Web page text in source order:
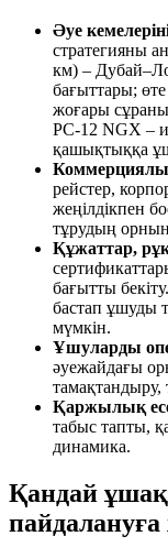
Әуе
стратегияны
км) –
бағыттары;
жоғары
PC-12 NGX –
қашықтыққа
рейстер,
жеңілдікпен
тұрудың
Құжаттар,
бағытты
бастап ұшуды
мүмкін.
Ұшуларды
әуежайдағы
тамақтандыру,
Қаржылық
табыс тапты,
динамика.
Қандай